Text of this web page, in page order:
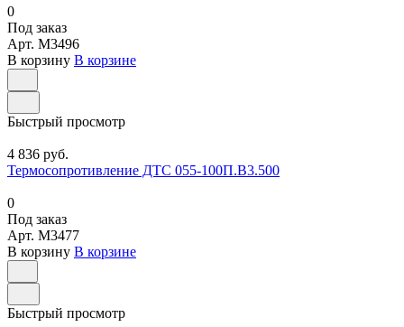
0
Под заказ
Арт. M3496
В корзину В корзине
Быстрый просмотр
4 836 руб.
Термосопротивление ДТС 055-100П.В3.500
0
Под заказ
Арт. M3477
В корзину В корзине
Быстрый просмотр